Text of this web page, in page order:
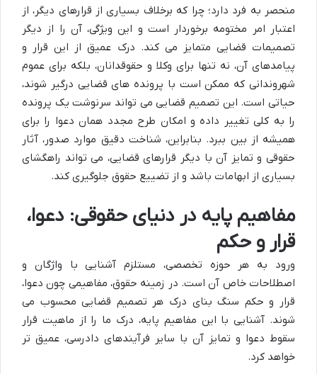
منحصر به فرد دارد؛ چرا که برخلاف بسیاری از قرارهای دیگر، از
اعتبار امر مختومه برخوردار است و این ویژگی، آن را از دیگر
تصمیمات قضایی متمایز می کند. درک عمیق از این قرار و
پیامدهای آن، نه تنها برای وکلا و حقوقدانان، بلکه برای عموم
شهروندانی که ممکن است با پرونده های قضایی درگیر شوند،
حیاتی است. این تصمیم قضایی می تواند سرنوشت یک پرونده
را به کلی تغییر داده و امکان طرح مجدد همان دعوا را برای
همیشه از بین ببرد. بنابراین، شناخت دقیق موارد صدور، آثار
حقوقی و تمایز آن با دیگر قرارهای قضایی، می تواند راهگشای
بسیاری از ابهامات باشد و از تضییع حقوق جلوگیری کند.
مفاهیم پایه در دنیای حقوقی: دعوا،
قرار و حکم
ورود به هر حوزه تخصصی، مستلزم آشنایی با واژگان و
اصطلاحات خاص آن است. در زمینه حقوق، مفاهیمی چون دعوا،
قرار و حکم سنگ بنای درک هر تصمیم قضایی محسوب می
شوند. آشنایی با این مفاهیم پایه، درک ما را از ماهیت قرار
سقوط دعوا و تمایز آن با سایر فرآیندهای دادرسی، عمیق تر
خواهد کرد.